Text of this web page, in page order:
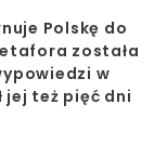
Polskę do
została
w
jej też pięć dni